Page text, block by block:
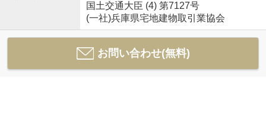
国土交通大臣 (4) 第7127号
(一社)兵庫県宅地建物取引業協会
お問い合わせ(無料)